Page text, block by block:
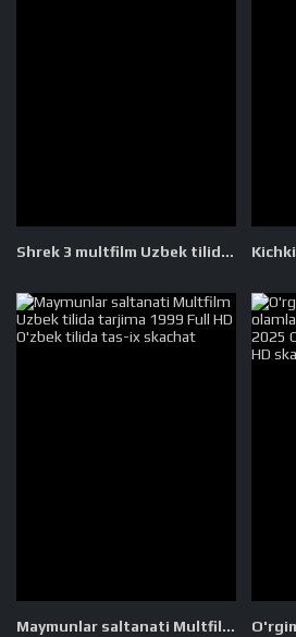
Shrek 3 multfilm Uzbek tilida 2007 O'zbek tarjima tas-ix skachat
Maymunlar saltanati Multfilm Uzbek tilida tarjima 1999 Full HD O'zbek tilida tas-ix skachat